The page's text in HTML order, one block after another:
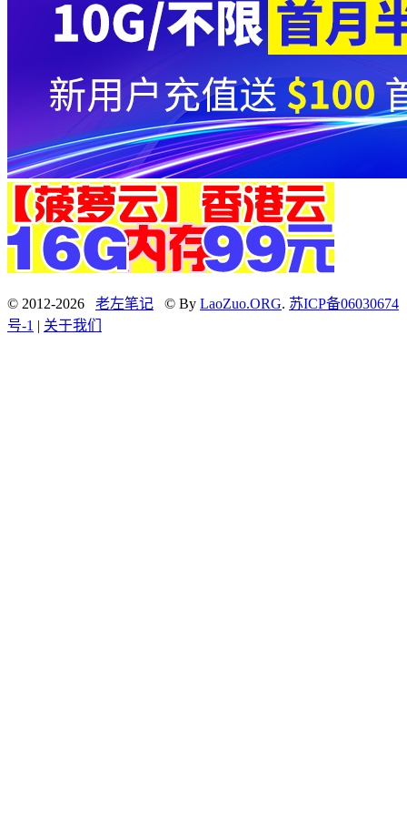
© 2012-2026 老左笔记 © By LaoZuo.ORG. 苏ICP备06030674
号-1 | 关于我们